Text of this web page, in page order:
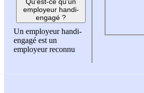
Qu'est-ce qu'un
employeur handi-
engagé ?
Un employeur handi-
engagé est un
employeur reconnu